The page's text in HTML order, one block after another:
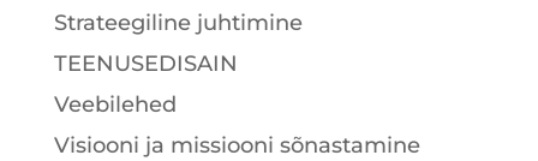
Strateegiline juhtimine
TEENUSEDISAIN
Veebilehed
Visiooni ja missiooni sõnastamine